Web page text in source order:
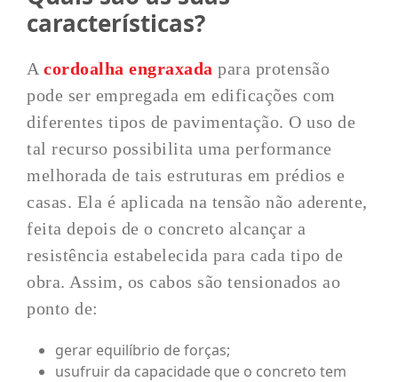
características?
Acordoalha engraxada para protensão
pode ser empregada em edificações com
diferentes tipos de pavimentação. O uso de
tal recurso possibilita uma performance
melhorada de tais estruturas em prédios e
casas. Ela é aplicada na tensão não aderente,
feita depois de o concreto alcançar a
resistência estabelecida para cada tipo de
obra. Assim, os cabos são tensionados ao
ponto de:
gerar equilíbrio de forças;
usufruir da capacidade que o concreto tem